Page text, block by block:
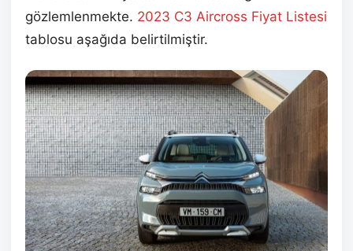
gözlemlenmekte. 2023 C3 Aircross Fiyat Listesi
tablosu aşağıda belirtilmiştir.